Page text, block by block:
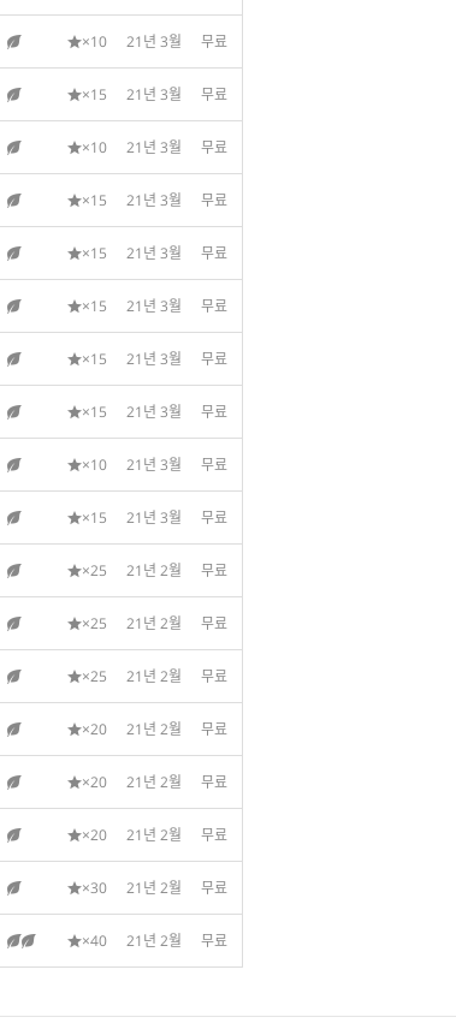
×10 21년 3월 무료
×15 21년 3월 무료
×10 21년 3월 무료
×15 21년 3월 무료
×15 21년 3월 무료
×15 21년 3월 무료
×15 21년 3월 무료
×15 21년 3월 무료
×10 21년 3월 무료
×15 21년 3월 무료
×25 21년 2월 무료
×25 21년 2월 무료
×25 21년 2월 무료
×20 21년 2월 무료
×20 21년 2월 무료
×20 21년 2월 무료
×30 21년 2월 무료
×40 21년 2월 무료